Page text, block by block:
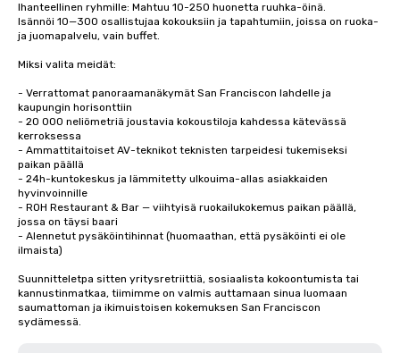
Ihanteellinen ryhmille: Mahtuu 10-250 huonetta ruuhka-öinä.
Isännöi 10—300 osallistujaa kokouksiin ja tapahtumiin, joissa on ruoka-
ja juomapalvelu, vain buffet.
Miksi valita meidät:
- Verrattomat panoraamanäkymät San Franciscon lahdelle ja
kaupungin horisonttiin
- 20 000 neliömetriä joustavia kokoustiloja kahdessa kätevässä
kerroksessa
- Ammattitaitoiset AV-teknikot teknisten tarpeidesi tukemiseksi
paikan päällä
- 24h-kuntokeskus ja lämmitetty ulkouima-allas asiakkaiden
hyvinvoinnille
- ROH Restaurant & Bar — viihtyisä ruokailukokemus paikan päällä,
jossa on täysi baari
- Alennetut pysäköintihinnat (huomaathan, että pysäköinti ei ole
ilmaista)
Suunnitteletpa sitten yritysretriittiä, sosiaalista kokoontumista tai
kannustinmatkaa, tiimimme on valmis auttamaan sinua luomaan
saumattoman ja ikimuistoisen kokemuksen San Franciscon
sydämessä.